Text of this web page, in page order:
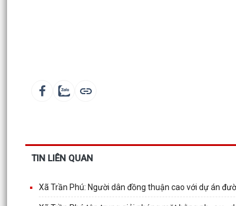
TIN LIÊN QUAN
Xã Trần Phú: Người dân đồng thuận cao với dự án